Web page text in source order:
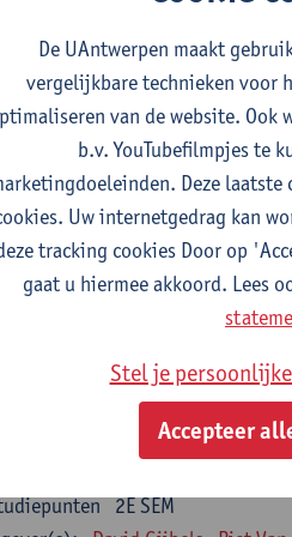
Psychology
2E SEM
studiepunten
Katrien Maldoy
en crossmedialiteit
1E SEM
Steve Paulussen
Communicatie
cluster opleidings- en
2E SEM
De UAntwerpen maakt
vergelijkbare technieken voor
van de website. Ook
b.v. YouTubefilmpjes te
Deze
Uw internetgedrag kan
tracking cookies Door op
gaat u hiermee akkoord. Lees
Stel je
Accepteer